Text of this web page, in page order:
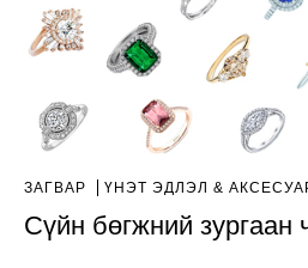
ЗАГВАР ҮНЭТ ЭДЛЭЛ &
Сүйн бөгжний зургаан